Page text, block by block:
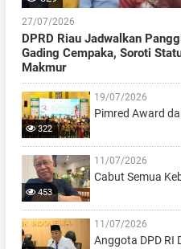
27/07/2026
DPRD Riau Jadwalkan
Gading Cempaka, Soroti
Makmur
322
19/07/2026
Pimred Award
453
11/07/2026
Cabut Semua
11/07/2026
Anggota DPD RI